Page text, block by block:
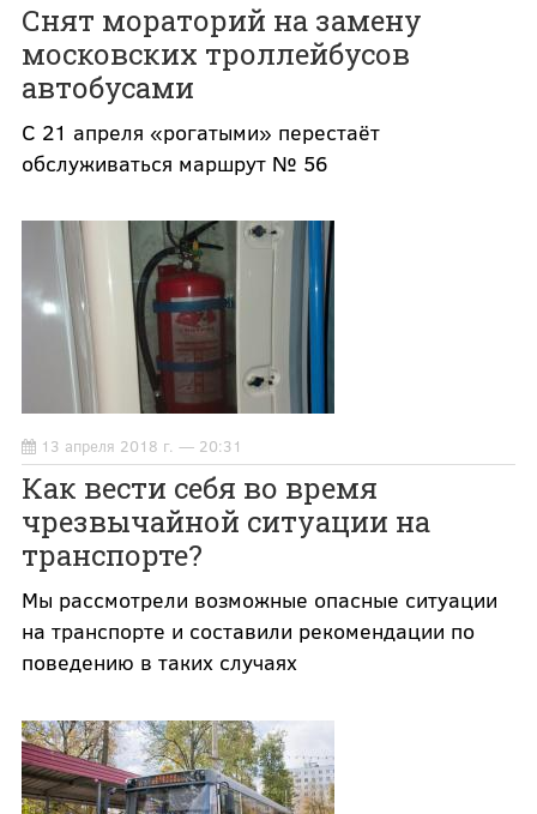
Снят мораторий на замену
московских троллейбусов
автобусами
С 21 апреля «рогатыми» перестаёт
обслуживаться маршрут № 56
13 апреля 2018 г. — 20:31
Как вести себя во время
чрезвычайной ситуации на
транспорте?
Мы рассмотрели возможные опасные ситуации
на транспорте и составили рекомендации по
поведению в таких случаях